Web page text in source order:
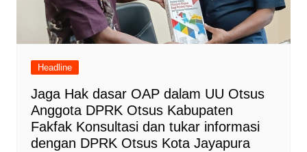
Headline
Jaga Hak dasar OAP dalam UU Otsus
Anggota DPRK Otsus Kabupaten
Fakfak Konsultasi dan tukar informasi
dengan DPRK Otsus Kota Jayapura